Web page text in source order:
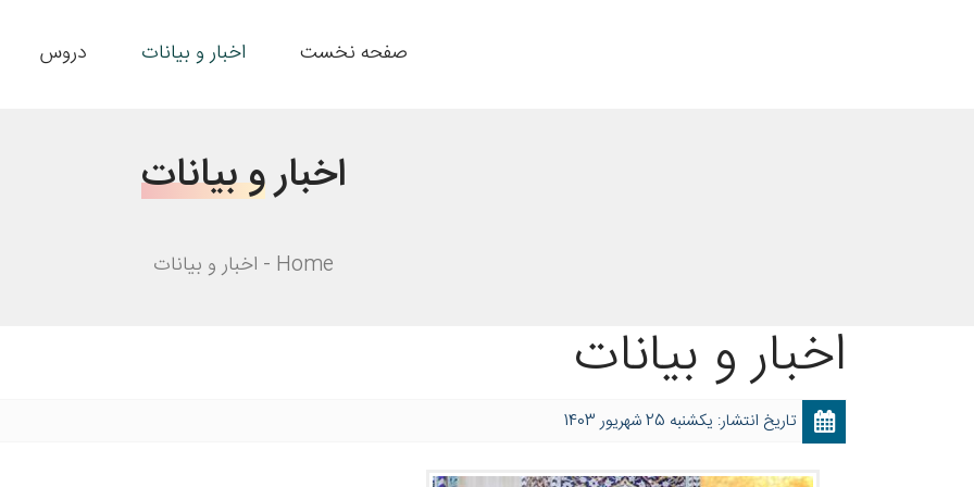
صفحه نخست اخبار و بیانات دروس
اخبارو بیانات
Home اخبار و بیانات
اخبار و بیانات
تاریخ انتشار: یکشنبه 25 شهریور 1403